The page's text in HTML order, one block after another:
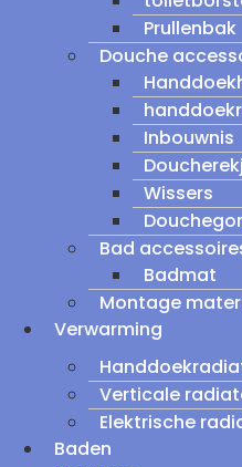
Prullenbak
Douche
Inbouwnis
Wissers
Bad
Badmat
Montage
Verwarming
Verticale
Elektrische
Baden